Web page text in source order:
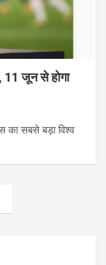
जून से होगा
सबसे बड़ा विश्व